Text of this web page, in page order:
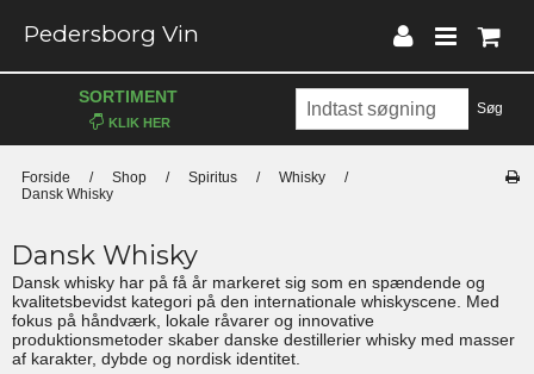
Pedersborg Vin
Søg
SORTIMENT
Forside / Shop / Spiritus / Whisky
/
Dansk Whisky
Dansk Whisky
Dansk whisky har på få år markeret sig som en spændende og
kvalitetsbevidst kategori på den internationale whiskyscene. Med
fokus på håndværk, lokale råvarer og innovative
produktionsmetoder skaber danske destillerier whisky med masser
af karakter, dybde og nordisk identitet.